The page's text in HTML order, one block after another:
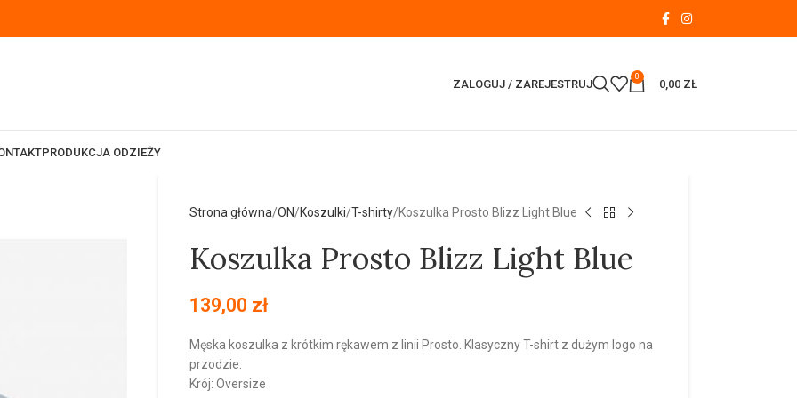
ZALOGUJ / ZAREJESTRUJ
0
0,00 ZŁ
PRODUKCJA ODZIEŻY
Strona główna ON Koszulki T-shirty Koszulka Prosto Blizz Light Blue
Koszulka Prosto Blizz Light Blue
139,00 zł
Męska koszulka z krótkim rękawem z linii Prosto. Klasyczny T-shirt z dużym logo na
przodzie.
Krój: Oversize